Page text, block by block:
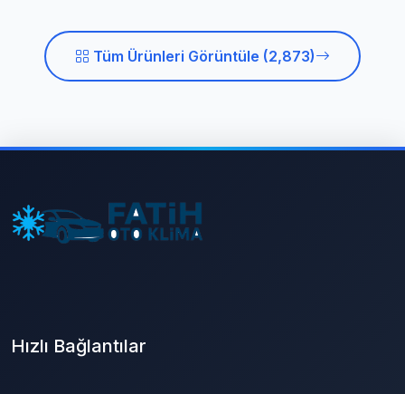
Tüm Ürünleri Görüntüle (2,873)
Hızlı Bağlantılar